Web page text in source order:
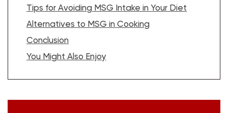
Tips for Avoiding MSG Intake in Your Diet
Alternatives to MSG in Cooking
Conclusion
You Might Also Enjoy